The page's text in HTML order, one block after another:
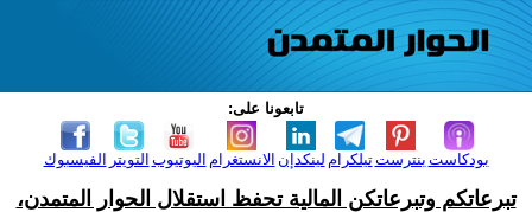
تابعونا على:
الفيسبوك التويتر اليوتيوب الانستغرام لينكدإن تيلكرامبنترست بودكاست
تبرعاتكم وتبرعاتكن المالية تحفظ استقلال الحوار المتمدن،